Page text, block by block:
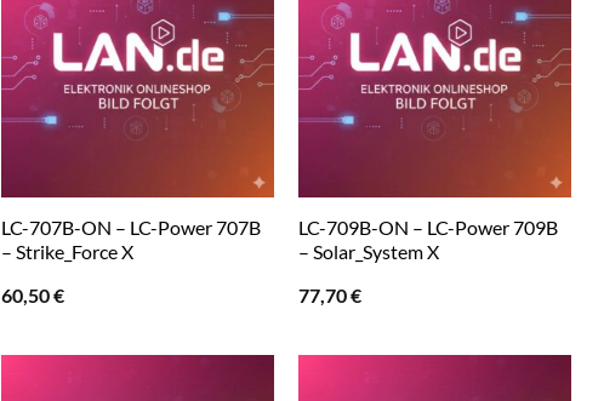
LC-707B-ON – LC-Power 707B
– Strike_Force X
60,50€
LC-709B-ON – LC-Power 709B
– Solar_System X
77,70€